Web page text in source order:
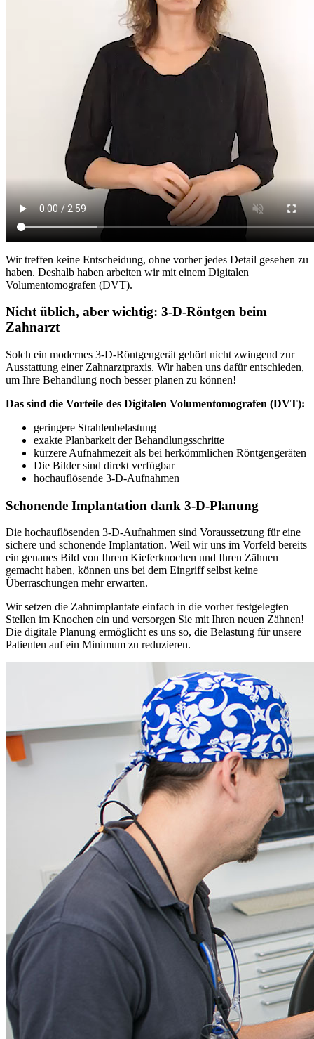
Wir treffen keine Entscheidung, ohne vorher jedes Detail gesehen zu
haben. Deshalb haben arbeiten wir mit einem Digitalen
Volumentomografen (DVT).
Nicht üblich, aber wichtig: 3-D-Röntgen beim
Zahnarzt
Solch ein modernes 3-D-Röntgengerät gehört nicht zwingend zur
Ausstattung einer Zahnarztpraxis. Wir haben uns dafür entschieden,
um Ihre Behandlung noch besser planen zu können!
Das sind die Vorteile des Digitalen Volumentomografen (DVT):
geringere Strahlenbelastung
exakte Planbarkeit der Behandlungsschritte
kürzere Aufnahmezeit als bei herkömmlichen Röntgengeräten
Die Bilder sind direkt verfügbar
hochauflösende 3-D-Aufnahmen
Schonende Implantation dank 3-D-Planung
Die hochauflösenden 3-D-Aufnahmen sind Voraussetzung für eine
sichere und schonende Implantation. Weil wir uns im Vorfeld bereits
ein genaues Bild von Ihrem Kieferknochen und Ihren Zähnen
gemacht haben, können uns bei dem Eingriff selbst keine
Überraschungen mehr erwarten.
Wir setzen die Zahnimplantate einfach in die vorher festgelegten
Stellen im Knochen ein und versorgen Sie mit Ihren neuen Zähnen!
Die digitale Planung ermöglicht es uns so, die Belastung für unsere
Patienten auf ein Minimum zu reduzieren.